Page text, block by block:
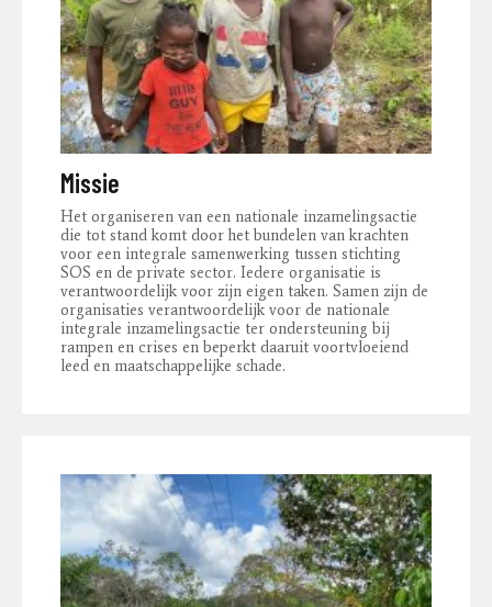
Missie
Het organiseren van een nationale inzamelingsactie
die tot stand komt door het bundelen van krachten
voor een integrale samenwerking tussen stichting
SOS en de private sector. Iedere organisatie is
verantwoordelijk voor zijn eigen taken. Samen zijn de
organisaties verantwoordelijk voor de nationale
integrale inzamelingsactie ter ondersteuning bij
rampen en crises en beperkt daaruit voortvloeiend
leed en maatschappelijke schade.